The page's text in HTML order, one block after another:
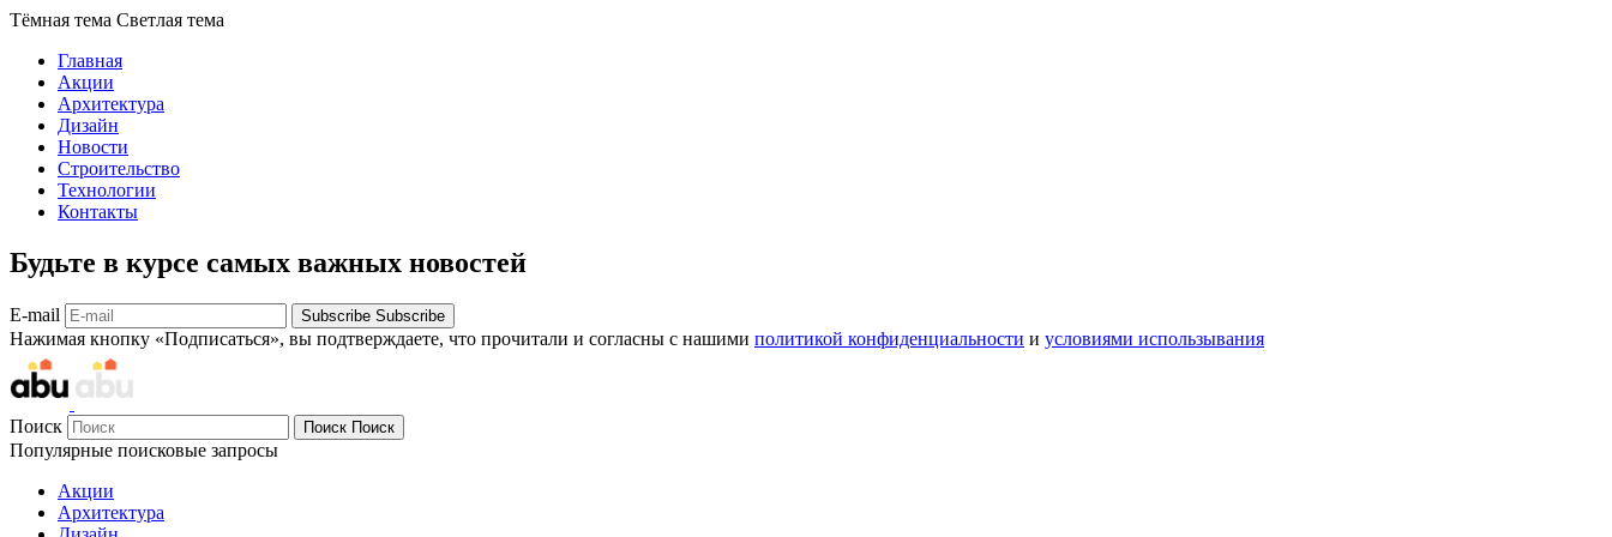
Тёмная тема Светлая тема
Главная
Акции
Архитектура
Дизайн
Новости
Строительство
Технологии
Контакты
Будьте в курсе самых важных новостей
E-mail Subscribe Subscribe
Нажимая кнопку «Подписаться», вы подтверждаете, что прочитали и согласны с нашими политикой конфиденциальности и условиями использывания
Поиск Поиск Поиск
Популярные поисковые запросы
Акции
Архитектура